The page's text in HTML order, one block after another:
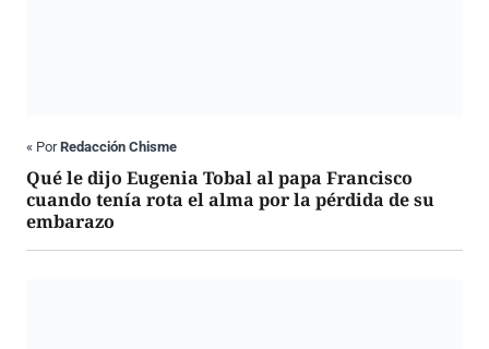
« PorRedacción Chisme
Qué le dijo Eugenia Tobal al papa Francisco
cuando tenía rota el alma por la pérdida de su
embarazo